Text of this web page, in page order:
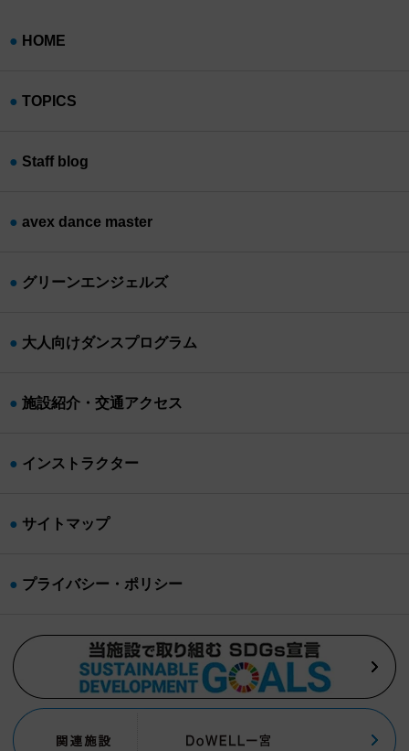
HOME
TOPICS
Staff blog
avex dance master
グリーンエンジェルズ
大人向けダンスプログラム
施設紹介・交通アクセス
インストラクター
サイトマップ
プライバシー・ポリシー